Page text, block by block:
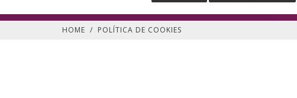
HOME / POLÍTICA DE COOKIES